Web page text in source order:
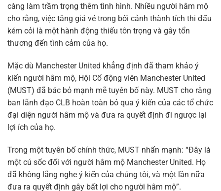
càng làm trầm trọng thêm tình hình. Nhiều người hâm mộ
cho rằng, việc tăng giá vé trong bối cảnh thành tích thi đấu
kém cỏi là một hành động thiếu tôn trọng và gây tổn
thương đến tình cảm của họ.
Mặc dù Manchester United khẳng định đã tham khảo ý
kiến người hâm mộ, Hội Cổ động viên Manchester United
(MUST) đã bác bỏ mạnh mẽ tuyên bố này. MUST cho rằng
ban lãnh đạo CLB hoàn toàn bỏ qua ý kiến của các tổ chức
đại diện người hâm mộ và đưa ra quyết định đi ngược lại
lợi ích của họ.
Trong một tuyên bố chính thức, MUST nhấn mạnh: “Đây là
một cú sốc đối với người hâm mộ Manchester United. Họ
đã không lắng nghe ý kiến của chúng tôi, và một lần nữa
đưa ra quyết định gây bất lợi cho người hâm mộ”.